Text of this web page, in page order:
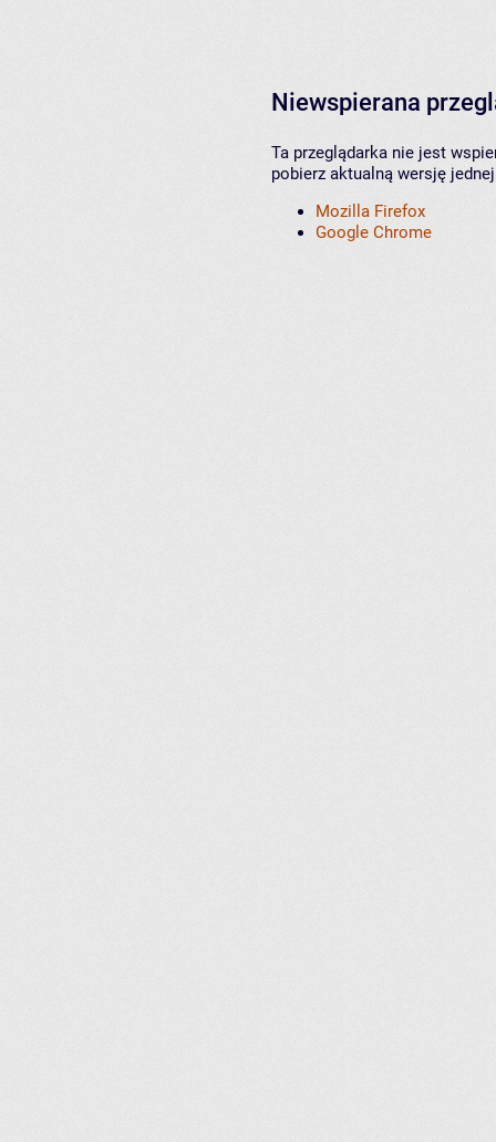
Niewspierana
Ta przeglądarka nie jest
pobierz aktualną wersję
Mozilla Firefox
Google Chrome